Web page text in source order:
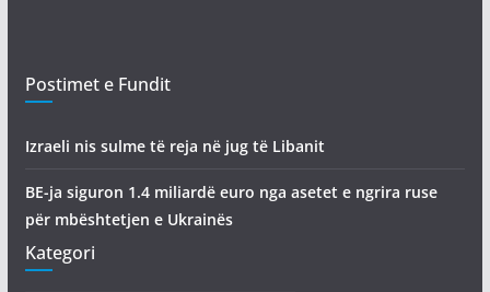
Postimet e Fundit
Izraeli nis sulme të reja në jug të Libanit
BE-ja siguron 1.4 miliardë euro nga asetet e ngrira ruse
për mbështetjen e Ukrainës
Kategori